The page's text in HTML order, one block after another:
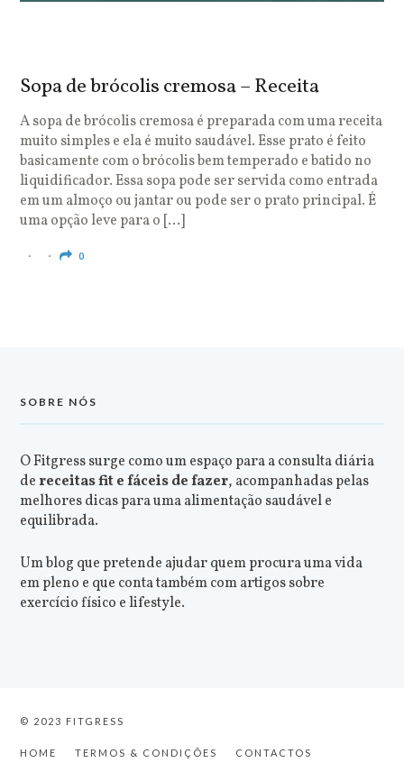
Sopa de brócolis cremosa – Receita
A sopa de brócolis cremosa é preparada com uma receita
muito simples e ela é muito saudável. Esse prato é feito
basicamente com o brócolis bem temperado e batido no
liquidificador. Essa sopa pode ser servida como entrada
em um almoço ou jantar ou pode ser o prato principal. É
uma opção leve para o […]
0
SOBRE NÓS
O Fitgress surge como um espaço para a consulta diária
dereceitas fit e fáceis de fazer, acompanhadas pelas
melhores dicas para uma alimentação saudável e
equilibrada.
Um blog que pretende ajudar quem procura uma vida
em pleno e que conta também com artigos sobre
exercício físico e lifestyle.
© 2023 FITGRESS
HOME TERMOS & CONDIÇÕES CONTACTOS